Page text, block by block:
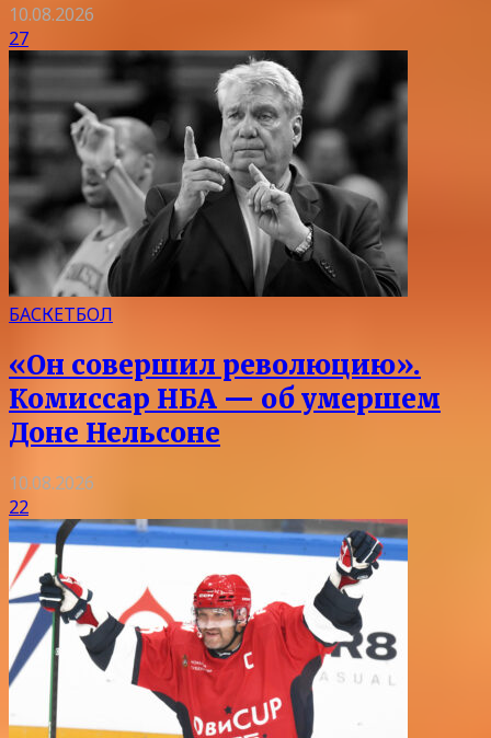
10.08.2026
27
БАСКЕТБОЛ
«Он совершил революцию».
Комиссар НБА — об умершем
Доне Нельсоне
10.08.2026
22